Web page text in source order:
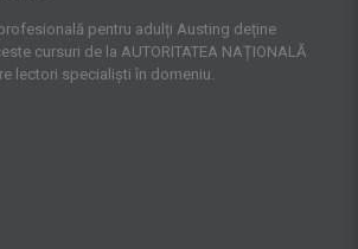
pentru adulți Austing deține
cursuri de la AUTORITATEA NAȚIONALĂ
lectori specialiști în domeniu.